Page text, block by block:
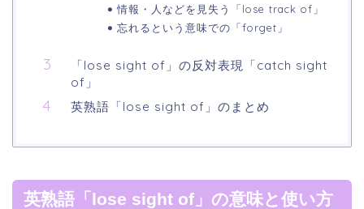
情報・人などを見失う「lose track of」
忘れるという意味での「forget」
「lose sight of」の反対表現「catch sight
of」
英熟語「lose sight of」のまとめ
英熟語「lose sight of」の意味と使い方